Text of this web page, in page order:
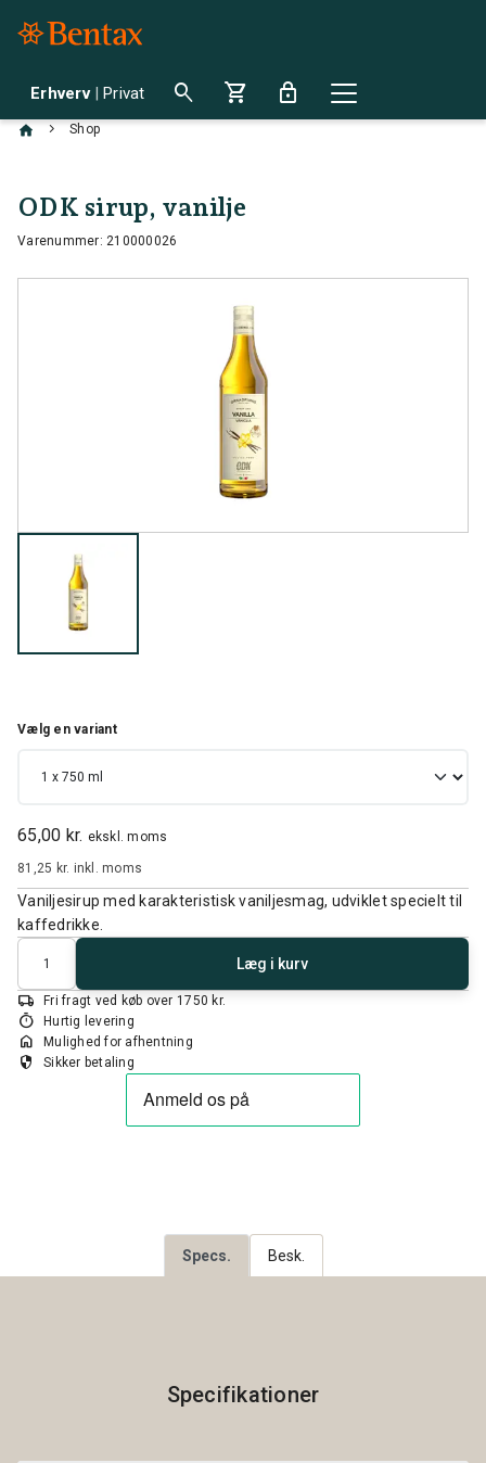
Erhverv | Privat search shopping_cart lock
chevron_right Shop
ODK sirup, vanilje
Varenummer: 210000026
65,00 kr. ekskl. moms
81,25 kr. inkl. moms
Vælg en variant
Vaniljesirup med karakteristisk vaniljesmag, udviklet specielt til
kaffedrikke.
Antal
Læg i kurv
local_shipping Fri fragt ved køb over 1750 kr.
timer Hurtig levering
home Mulighed for afhentning
security Sikker betaling
Specs. Besk.
Specifikationer